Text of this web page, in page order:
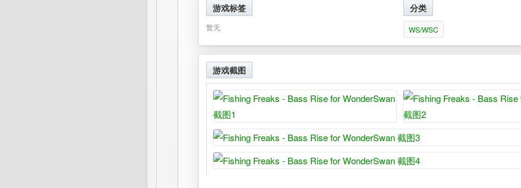
游戏标签
暂无
分类
WS/WSC
游戏截图